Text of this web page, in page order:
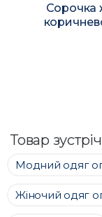
Сорочка
Товар
Модний одяг
Жіночий одяг